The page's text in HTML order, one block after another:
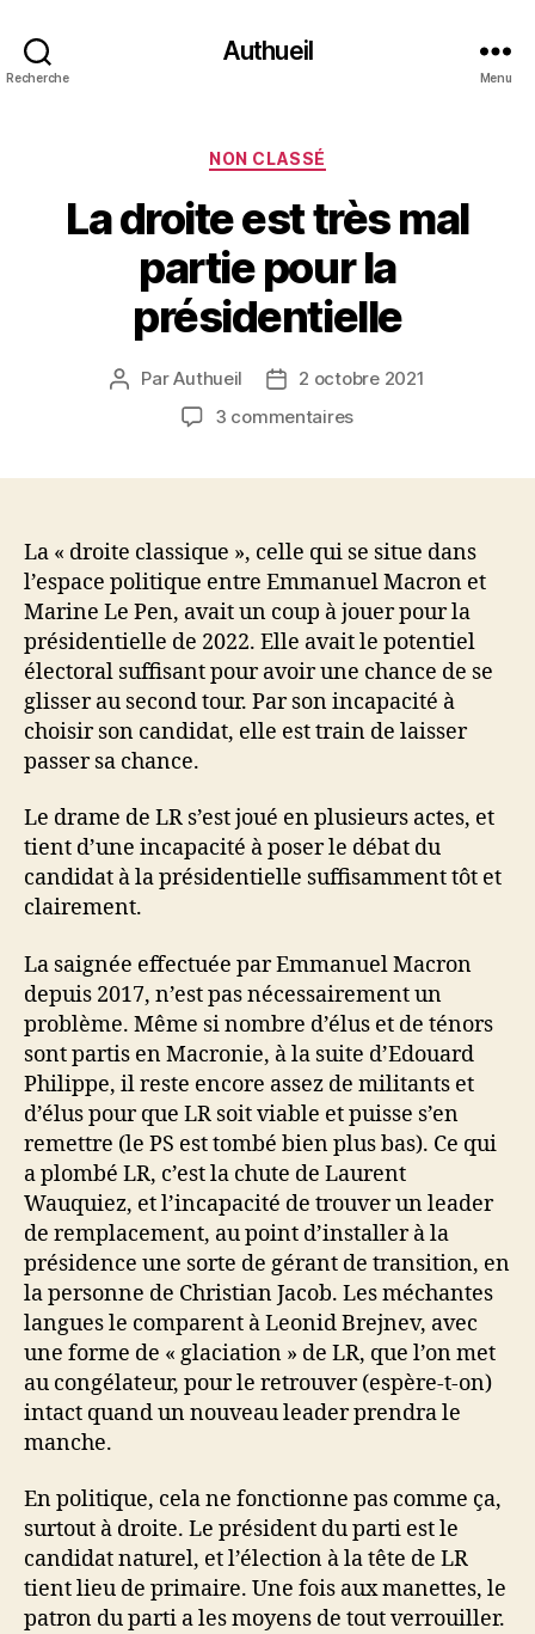
Recherche
Authueil
Menu
Catégories
NON CLASSÉ
La droite est très mal
partie pour la
présidentielle
Auteur
ParAuthueil
Date2 octobre 2021
3 commentairessur
mal
partie
la
présidentielle
La « droite classique », celle qui se situe dans
l’espace politique entre Emmanuel Macron et
Marine Le Pen, avait un coup à jouer pour la
présidentielle de 2022. Elle avait le potentiel
électoral suffisant pour avoir une chance de se
glisser au second tour. Par son incapacité à
choisir son candidat, elle est train de laisser
passer sa chance.
Le drame de LR s’est joué en plusieurs actes, et
tient d’une incapacité à poser le débat du
candidat à la présidentielle suffisamment tôt et
clairement.
La saignée effectuée par Emmanuel Macron
depuis 2017, n’est pas nécessairement un
problème. Même si nombre d’élus et de ténors
sont partis en Macronie, à la suite d’Edouard
Philippe, il reste encore assez de militants et
d’élus pour que LR soit viable et puisse s’en
remettre (le PS est tombé bien plus bas). Ce qui
a plombé LR, c’est la chute de Laurent
Wauquiez, et l’incapacité de trouver un leader
de remplacement, au point d’installer à la
présidence une sorte de gérant de transition, en
la personne de Christian Jacob. Les méchantes
langues le comparent à Leonid Brejnev, avec
une forme de « glaciation » de LR, que l’on met
au congélateur, pour le retrouver (espère-t-on)
intact quand un nouveau leader prendra le
manche.
En politique, cela ne fonctionne pas comme ça,
surtout à droite. Le président du parti est le
candidat naturel, et l’élection à la tête de LR
tient lieu de primaire. Une fois aux manettes, le
patron du parti a les moyens de tout verrouiller.